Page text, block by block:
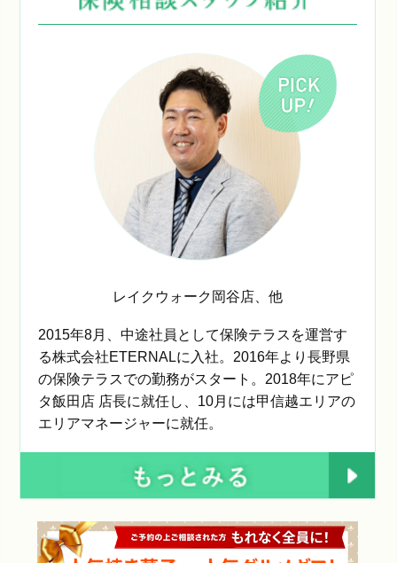
レイクウォーク岡谷店 、他
2015年8月、中途社員として保険テラスを運営す
る株式会社ETERNALに入社。2016年より長野県
の保険テラスでの勤務がスタート。2018年にアピ
タ飯田店 店長に就任し、10月には甲信越エリアの
エリアマネージャーに就任。